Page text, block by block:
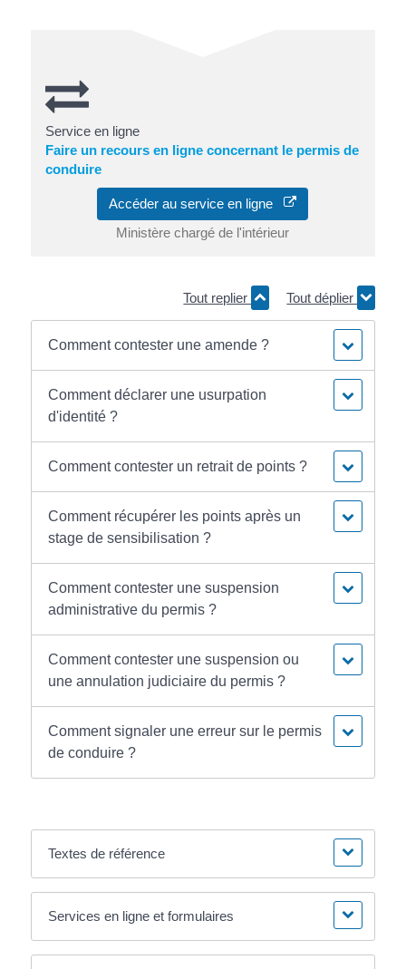
Service en ligne
Faire un recours en ligne concernant le permis de
conduire
Accéder au service en ligne
Ministère chargé de l'intérieur
Tout replier Tout déplier
Comment contester une amende ?
Comment déclarer une usurpation
d'identité ?
Comment contester un retrait de points ?
Comment récupérer les points après un
stage de sensibilisation ?
Comment contester une suspension
administrative du permis ?
Comment contester une suspension ou
une annulation judiciaire du permis ?
Comment signaler une erreur sur le permis
de conduire ?
Textes de référence
Services en ligne et formulaires